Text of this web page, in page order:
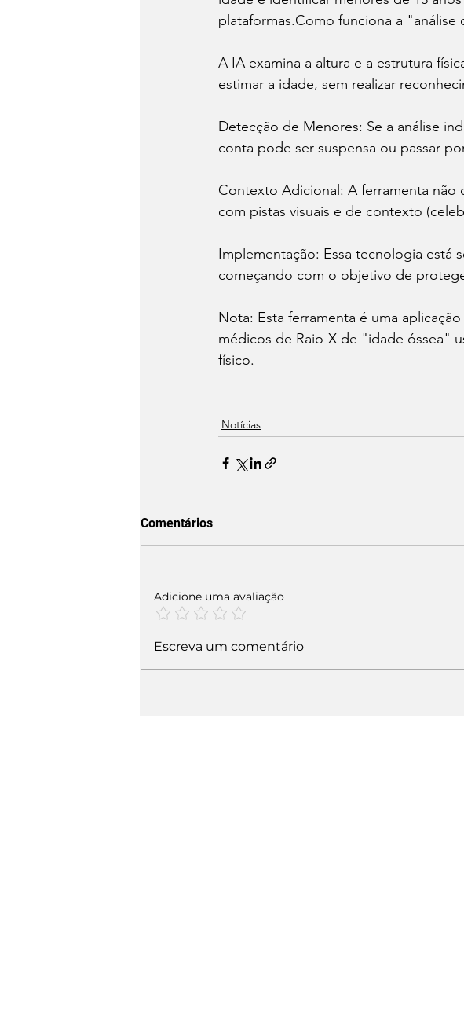
plataformas.Como funciona a
A IA examina a altura e a estrutura
estimar a idade, sem realizar
Detecção de Menores: Se a análise
conta pode ser suspensa ou passar
Contexto Adicional: A ferramenta não
com pistas visuais e de contexto
Implementação: Essa tecnologia está
começando com o objetivo de
Nota: Esta ferramenta é uma
médicos de Raio-X de "idade óssea"
físico.
Notícias
Comentários
Adicione uma avaliação
Escreva um comentário